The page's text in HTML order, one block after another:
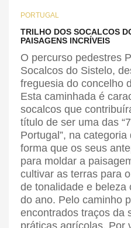
PORTUGAL
TRILHO DOS SOCALCOS
PAISAGENS INCRÍVEIS
O percurso pedestres
Socalcos do Sistelo,
freguesia do concelho
Esta caminhada é
socalcos que
título de ser uma das
Portugal”, na
forma que os seus
para moldar a
cultivar as terras para
de tonalidade e beleza
do ano. Pelo caminho
encontrados traços da